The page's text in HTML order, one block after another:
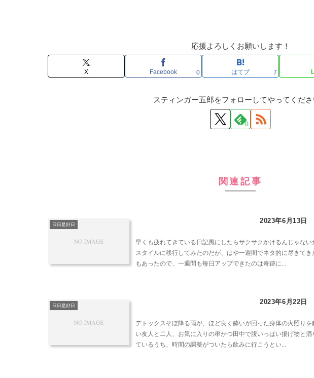
応援よろしくお願いします！
X Facebook 0 はてブ 7
スティンガー五郎をフォローしてやってくださ
0
関連記事
日日是好日
2023年6月13日
早くも疲れてきている日記風にしたらサクサクかけるんじゃな
スタイルに移行してみたのだが、はや一週間でネタ的に尽きて
もあったので、一週間も毎日アップできたのは奇跡に...
日日是好日
2023年6月22日
デトックスそぼ降る雨が、ほど良く酔いが回った身体の火照り
い友人と二人、お気に入りの串かつ田中で腹いっぱい揚げ物と
ているうち、時間の調整がついたら飲みに行こうとい...